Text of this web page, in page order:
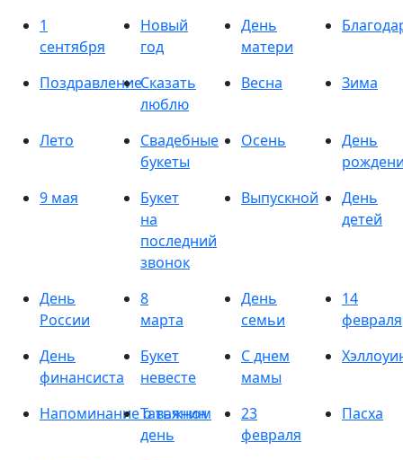
1
сентября
Новый
год
День
матери
ПоздравлениеСказать
люблю
Весна Зима
Лето
Свадебные
букеты
Осень
День
9 мая
Букет
на
последний
звонок
Выпускной
День
детей
День
России
8
марта
День
семьи
14
февраля
День
финансиста
Букет
невесте
С днем
мамы
Напоминание о важном
Татьянин
день
23
февраля
Пасха